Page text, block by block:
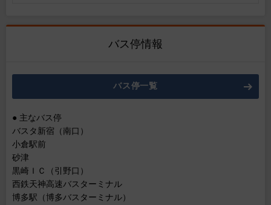
バス停情報
バス停一覧
● 主なバス停
バスタ新宿（南口）
小倉駅前
砂津
黒崎ＩＣ（引野口）
西鉄天神高速バスターミナル
博多駅（博多バスターミナル）